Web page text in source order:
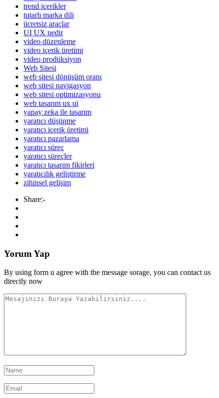
trend içerikler
tutarlı marka dili
ücretsiz araçlar
UI UX nedir
video düzenleme
video içerik üretimi
video prodüksiyon
Web Sitesi
web sitesi dönüşüm oranı
web sitesi navigasyon
web sitesi optimizasyonu
web tasarım ux ui
yapay zeka ile tasarım
yaratıcı düşünme
yaratıcı içerik üretimi
yaratıcı pazarlama
yaratıcı süreç
yaratıcı süreçler
yaratıcı tasarım fikirleri
yaratıcılık geliştirme
zihinsel gelişim
Share:-
Yorum Yap
By using form u agree with the message sorage, you can contact us
directly now